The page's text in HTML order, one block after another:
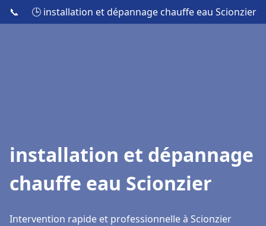
📞 🕒 installation et dépannage chauffe eau Scionzier
installation et dépannage
chauffe eau Scionzier
Intervention rapide et professionnelle à Scionzier